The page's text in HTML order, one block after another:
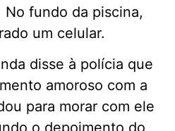
fundo da piscina,
um celular.
disse à polícia que
amoroso com a
para morar com ele
o depoimento do